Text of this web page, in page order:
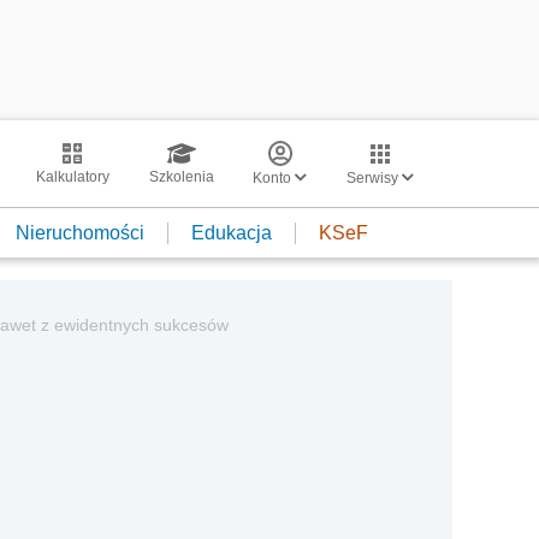
Kalkulatory Szkolenia Konto Serwisy
Nieruchomości Edukacja KSeF
z ewidentnych sukcesów